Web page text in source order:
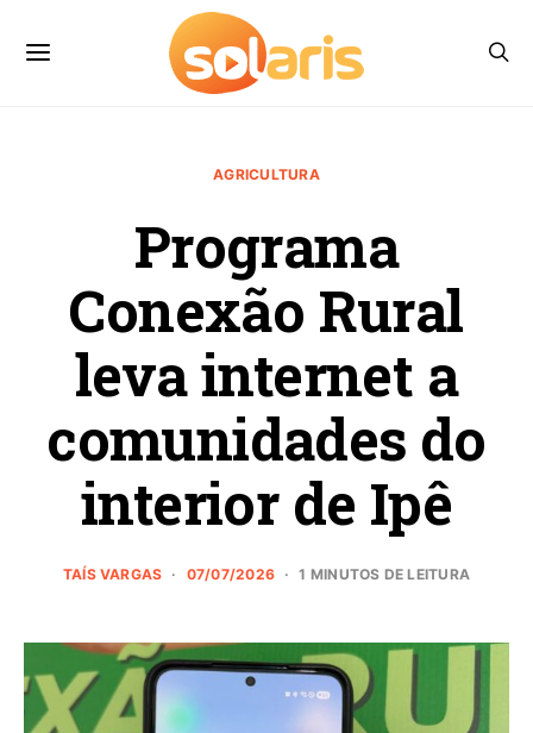
AGRICULTURA
Programa
Conexão Rural
leva internet a
comunidades do
interior de Ipê
TAÍS VARGAS 07/07/2026 1 MINUTOS DE LEITURA